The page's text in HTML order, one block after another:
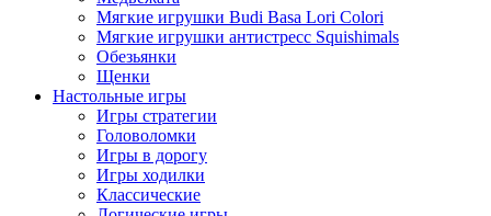
Мягкие игрушки Budi Basa Lori Colori
Мягкие игрушки антистресс Squishimals
Обезьянки
Щенки
Настольные игры
Игры стратегии
Головоломки
Игры в дорогу
Игры ходилки
Классические